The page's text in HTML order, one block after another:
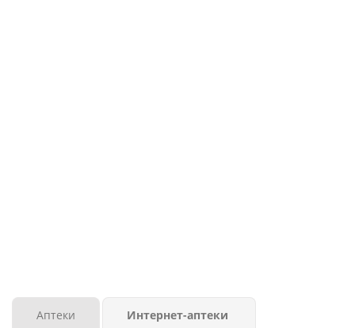
Аптеки Интернет-аптеки